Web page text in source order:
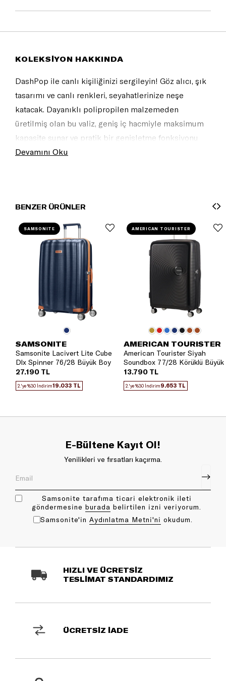
KOLEKSİYON HAKKINDA
DashPop ile canlı kişiliğinizi sergileyin! Göz alıcı, şık
tasarımı ve canlı renkleri, seyahatlerinize neşe
katacak. Dayanıklı polipropilen malzemeden
üretilmiş olan bu valiz, geniş iç hacmiyle maksimum
kapasite sunar ve pratik bir genişletme fonksiyonu
sağlar. Eğlence ve fonksiyonelliğin mükemmel
Devamını Oku
BENZER ÜRÜNLER
SAMSONITE
Samsonite Lacivert Lite Cube
Dlx Spinner 76/28 Büyük Boy
Valiz
27.190 TL
2.'ye %30 İndirim19.033 TL
SAMSONITE
AMERICAN TOURISTER
American Tourister Siyah
Soundbox 77/28 Körüklü Büyük
Boy Valiz
13.790 TL
2.'ye %30 İndirim9.653 TL
AMERICAN TOURISTER
E-Bültene Kayıt Ol!
Yenilikleri ve fırsatları kaçırma.
Samsonite tarafıma ticari elektronik ileti
göndermesine bu rada belirtilen izni veriyorum.
Samsonite'in Aydınlatma Metni'ni okudum.
HIZLI VE ÜCRETSİZ
TESLİMAT STANDARDIMIZ
ÜCRETSİZ İADE